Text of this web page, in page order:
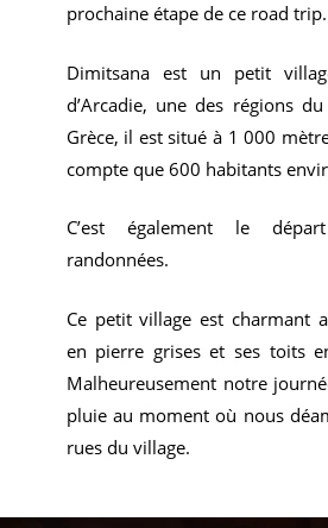
prochaine étape de ce road trip.
Dimitsana est un petit
d’Arcadie, une des régions
Grèce, il est situé à 1 000
compte que 600 habitants
C’est également le
randonnées.
Ce petit village est charmant
en pierre grises et ses toits
Malheureusement notre
pluie au moment où nous
rues du village.